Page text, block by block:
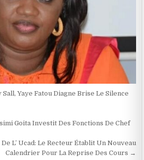
Yaye Fatou Diagne Brise Le Silence
Goita Investit Des Fonctions De Chef
L’ Ucad: Le Recteur Établit Un Nouveau
Calendrier Pour La Reprise Des Cours →